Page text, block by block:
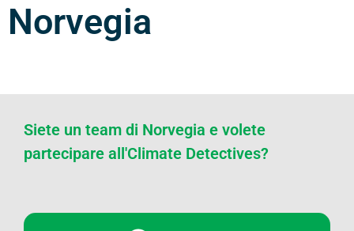
Norvegia
Siete un team di Norvegia e volete
partecipare all'Climate Detectives?